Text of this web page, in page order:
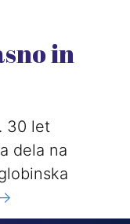
in
30 let
dela na